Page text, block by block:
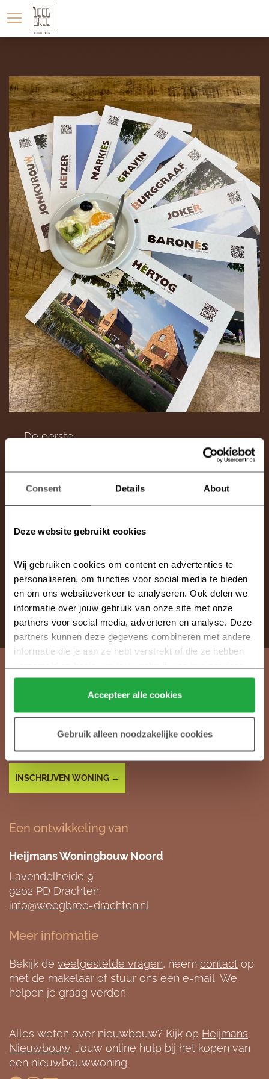
Consent Details About
Deze website gebruikt cookies
Wij gebruiken cookies om content en advertenties te
personaliseren, om functies voor social media te bieden
en om ons websiteverkeer te analyseren. Ook delen we
informatie over jouw gebruik van onze site met onze
partners voor social media, adverteren en analyse. Deze
partners kunnen deze gegevens combineren met andere
informatie die je aan ze hebt verstrekt of die ze hebben
verzameld op basis van jouw gebruik van hun services.
Klik hier voor meer informatie over ons cookiebeleid.
Accepteer alle cookies
Gebruik alleen noodzakelijke cookies
De eerste
koop-/aannemingsovereenkomsten voor
Weegbree in Drachten zijn getekend. Dit
verkocht! De komende periode zullen meer
tekenafspraken plaatsvinden en zal de
Wil jij ook wonen in Weegbree in Drachten?
Schrijf je in op jouw favoriete bouwnummer.
INSCHRIJVEN WONING →
Weegbree Drachten
Wil jij op de hoogte blijven van de ontwikkelingen
in Weegbree? Meld je hier aan voor de
nieuwsbrief.
INSCHRIJVEN WONING →
Een ontwikkeling van
Heijmans Woningbouw Noord
Lavendelheide 9
9202 PD Drachten
info@weegbree-drachten.nl
Meer informatie
Bekijk de veelgestelde vragen, neem contact op
met de makelaar of stuur ons een e-mail. We
helpen je graag verder!
Alles weten over nieuwbouw? Kijk op Heijmans
Nieuwbouw. Jouw online hulp bij het kopen van
een nieuwbouwwoning.